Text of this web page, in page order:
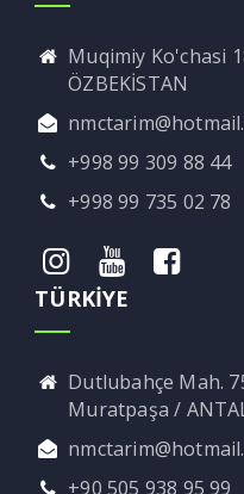
Muqimiy Ko'chasi
ÖZBEKİSTAN
+998 99 309 88 44
+998 99 735 02 78
TÜRKİYE
Dutlubahçe Mah.
Muratpaşa /
+90 505 938 95 99